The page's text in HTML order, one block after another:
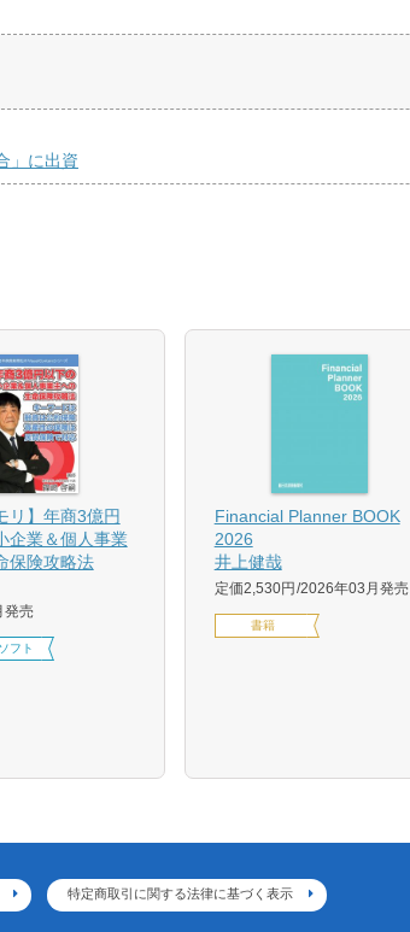
」に出資
リ】年商3億円
企業＆個人事業
保険攻略法
発売
フト
Financial Planner BOOK
2026
井上健哉
定価2,530円 2026年03月発売
書籍
特定商取引に関する法律に基づく表示